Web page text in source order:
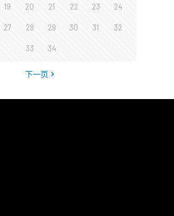
19 20 21 22 23 24
27 28 29 30 31 32
33 34
下一页